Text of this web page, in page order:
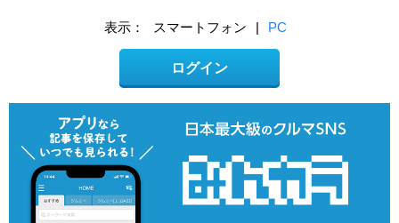
表示： スマートフォン | PC
ログイン